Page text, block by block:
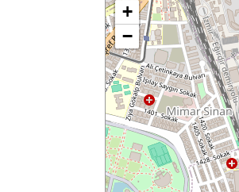
+
−